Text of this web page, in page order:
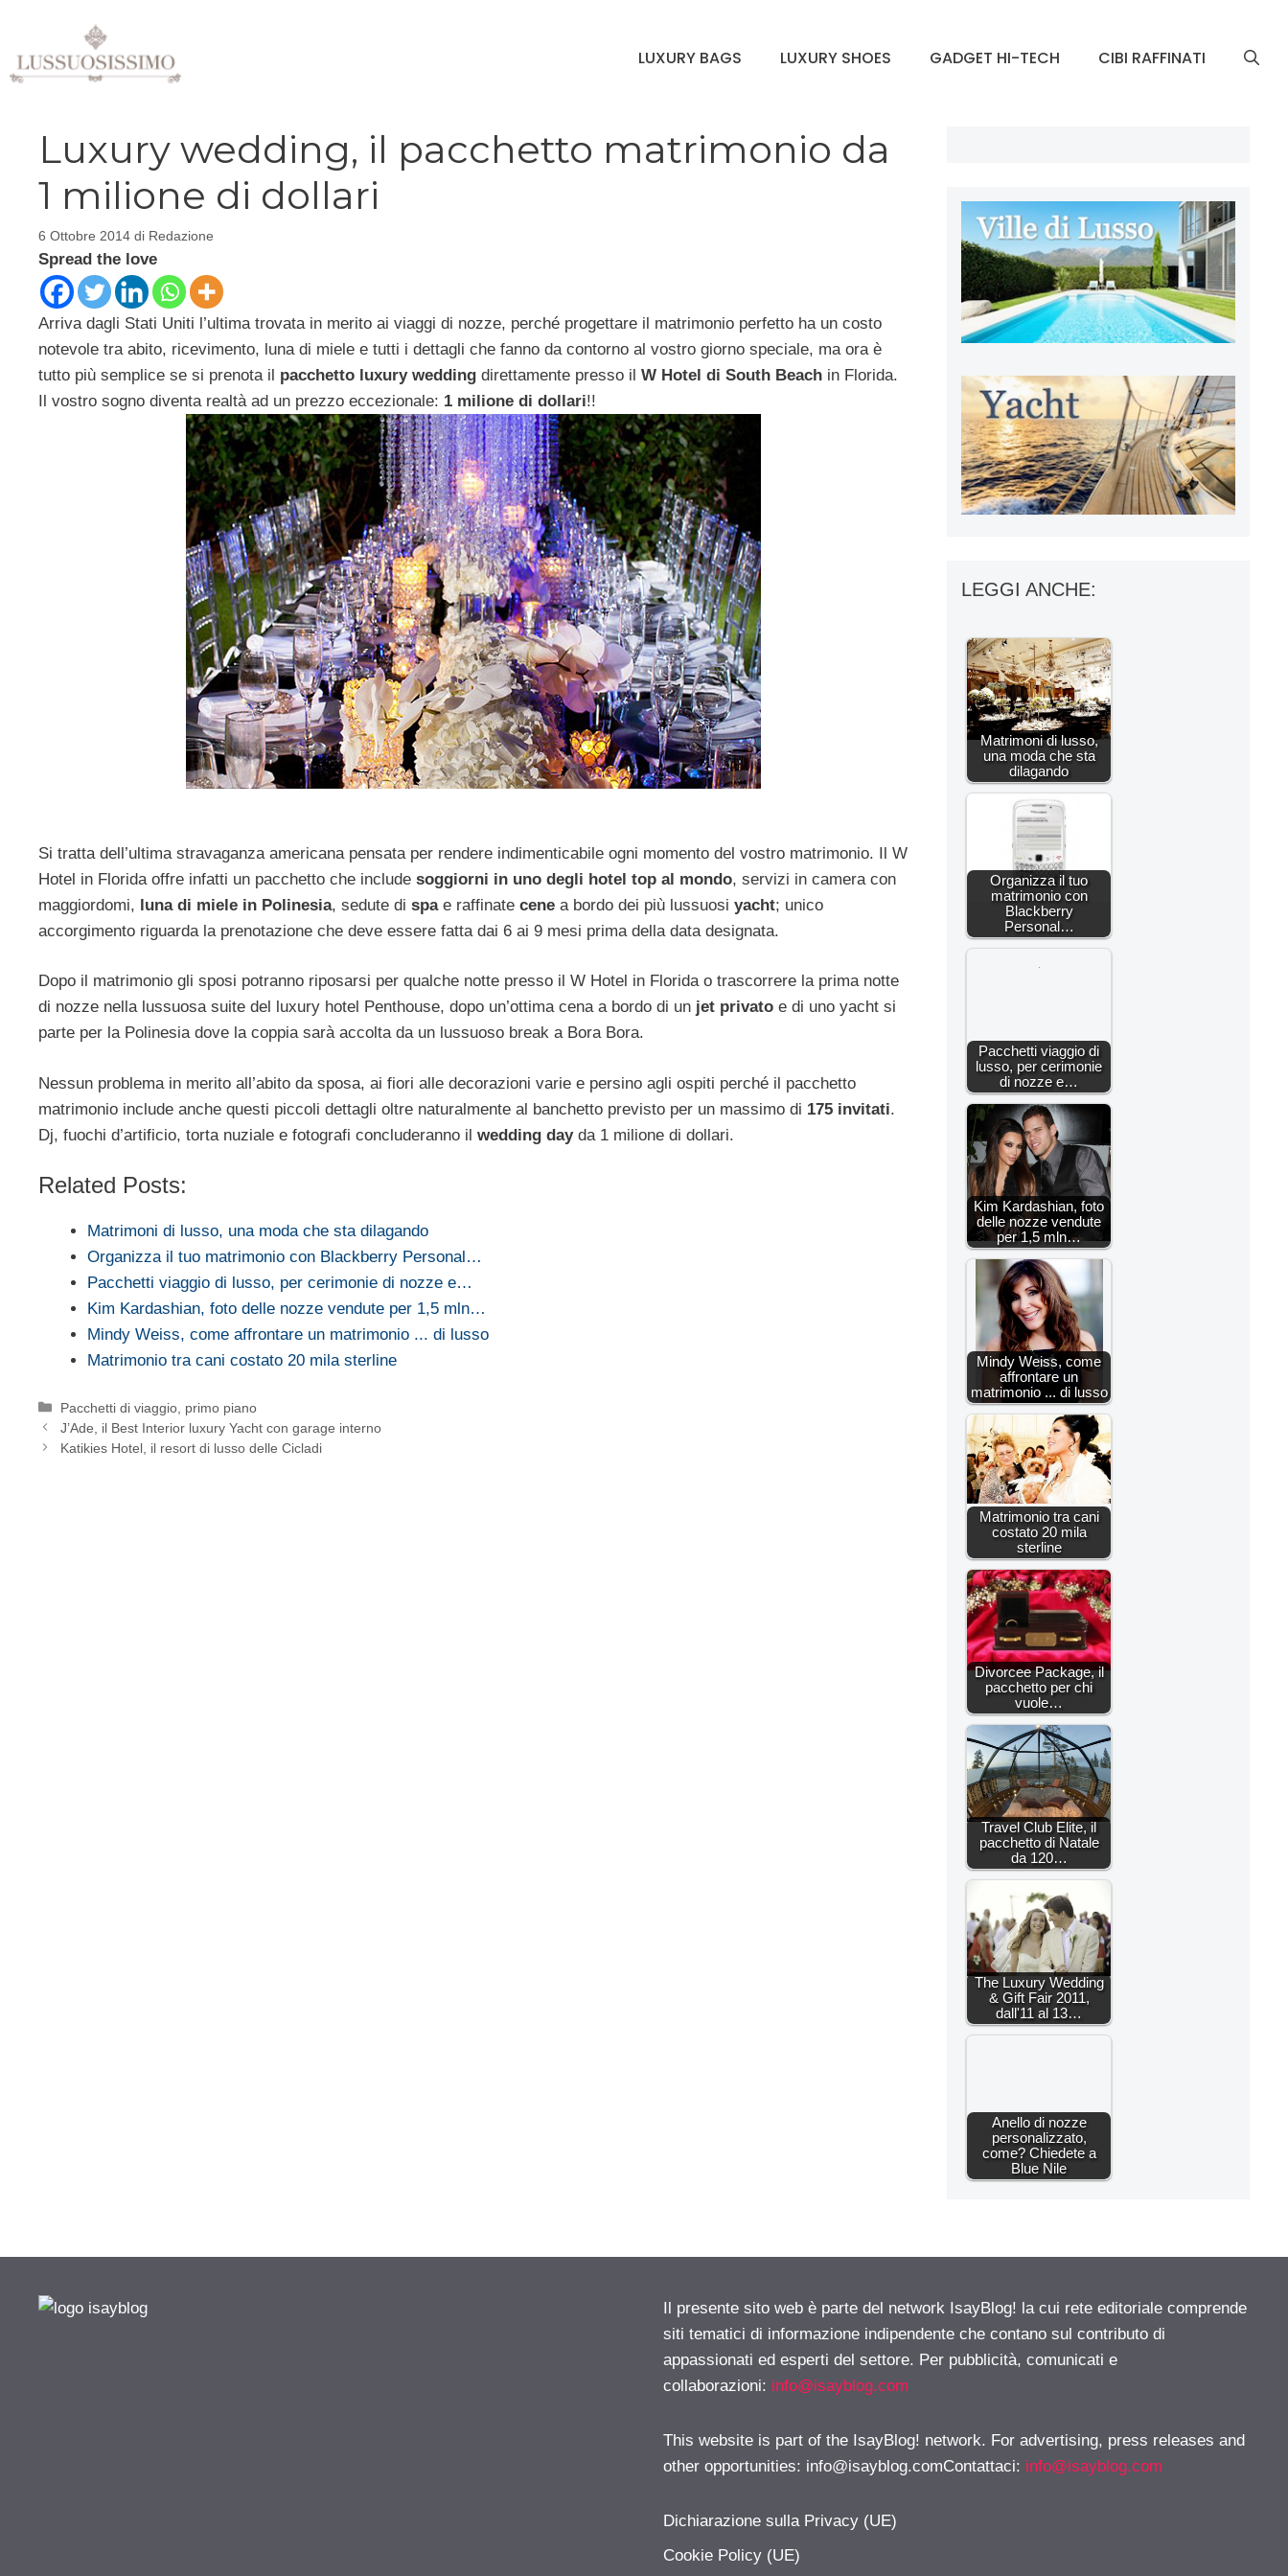
contenuto
LUXURY BAGS LUXURY SHOES GADGET HI-TECH CIBI RAFFINATI
Luxury wedding, il pacchetto matrimonio da
1 milione di dollari
6 Ottobre 2014 di Redazione
Spread the love
Arriva dagli Stati Uniti l’ultima trovata in merito ai viaggi di nozze, perché progettare il matrimonio perfetto ha un costo
notevole tra abito, ricevimento, luna di miele e tutti i dettagli che fanno da contorno al vostro giorno speciale, ma ora è
tutto più semplice se si prenota il pacchetto luxury wedding direttamente presso il W Hotel di South Beach in Florida.
Il vostro sogno diventa realtà ad un prezzo eccezionale: 1 milione di dollari!!
Si tratta dell’ultima stravaganza americana pensata per rendere indimenticabile ogni momento del vostro matrimonio. Il W
Hotel in Florida offre infatti un pacchetto che include soggiorni in uno degli hotel top al mondo, servizi in camera con
maggiordomi, luna di miele in Polinesia, sedute di spae raffinate cene a bordo dei più lussuosi yacht; unico
accorgimento riguarda la prenotazione che deve essere fatta dai 6 ai 9 mesi prima della data designata.
Dopo il matrimonio gli sposi potranno riposarsi per qualche notte presso il W Hotel in Florida o trascorrere la prima notte
di nozze nella lussuosa suite del luxury hotel Penthouse, dopo un’ottima cena a bordo di un jet privato e di uno yacht si
parte per la Polinesia dove la coppia sarà accolta da un lussuoso break a Bora Bora.
Nessun problema in merito all’abito da sposa, ai fiori alle decorazioni varie e persino agli ospiti perché il pacchetto
matrimonio include anche questi piccoli dettagli oltre naturalmente al banchetto previsto per un massimo di 175 invitati.
Dj, fuochi d’artificio, torta nuziale e fotografi concluderanno il wedding dayda 1 milione di dollari.
Related Posts:
Matrimoni di lusso, una moda che sta dilagando
Organizza il tuo matrimonio con Blackberry Personal…
Pacchetti viaggio di lusso, per cerimonie di nozze e…
Kim Kardashian, foto delle nozze vendute per 1,5 mln…
Mindy Weiss, come affrontare un matrimonio ... di lusso
Matrimonio tra cani costato 20 mila sterline
Categorie
Pacchetti di viaggio primo piano
J’Ade, il Best Interior luxury Yacht con garage interno
Katikies Hotel, il resort di lusso delle Cicladi
LEGGI ANCHE:
Matrimoni di lusso,
una moda che sta
dilagando
Organizza il tuo
matrimonio con
Blackberry
Personal…
Pacchetti viaggio di
lusso, per cerimonie
di nozze e…
Kim Kardashian, foto
delle nozze vendute
per 1,5 mln…
Mindy Weiss, come
affrontare un
matrimonio ... di lusso
Matrimonio tra cani
costato 20 mila
sterline
Divorcee Package, il
pacchetto per chi
vuole…
Travel Club Elite, il
pacchetto di Natale
da 120…
The Luxury Wedding
& Gift Fair 2011,
dall'11 al 13…
Anello di nozze
personalizzato,
come? Chiedete a
Blue Nile
Il presente sito web è parte del network IsayBlog! la cui rete editoriale comprende
siti tematici di informazione indipendente che contano sul contributo di
appassionati ed esperti del settore. Per pubblicità, comunicati e
collaborazioni: info@isayblog.com
This website is part of the IsayBlog! network. For advertising, press releases and
other opportunities: info@isayblog.comContattaci: info@isayblog.com
Dichiarazione sulla Privacy (UE)
Cookie Policy (UE)